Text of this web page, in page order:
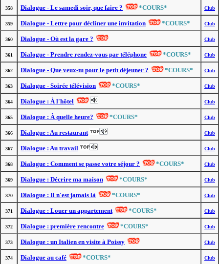
358 Dialogue - Le samedi soir, que faire ? *COURS* Club
359 Dialogue - Lettre pour décliner une invitation *COURS* Club
360 Dialogue - Où est la gare ? Club
361 Dialogue - Prendre rendez-vous par téléphone *COURS* Club
362 Dialogue - Que veux-tu pour le petit déjeuner ? *COURS* Club
363 Dialogue - Soirée télévision *COURS* Club
364 Dialogue : À l'hôtel Club
365 Dialogue : À quelle heure? *COURS* Club
366 Dialogue : Au restaurant Club
367 Dialogue : Au travail Club
368 Dialogue : Comment se passe votre séjour ? *COURS* Club
369 Dialogue : Décrire ma maison *COURS* Club
370 Dialogue : Il n'est jamais là *COURS* Club
371 Dialogue : Louer un appartement *COURS* Club
372 Dialogue : première rencontre *COURS* Club
373 Dialogue : un Italien en visite à Poissy Club
374 Dialogue au café *COURS* Club